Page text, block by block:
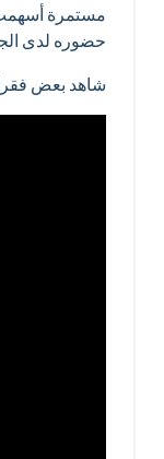
مستمرة أسهمت
حضوره لدى
شاهد بعض